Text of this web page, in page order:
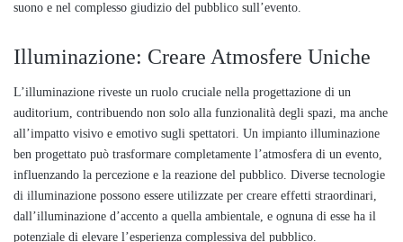
suono e nel complesso giudizio del pubblico sull’evento.
Illuminazione: Creare Atmosfere Uniche
L’illuminazione riveste un ruolo cruciale nella progettazione di un
auditorium, contribuendo non solo alla funzionalità degli spazi, ma anche
all’impatto visivo e emotivo sugli spettatori. Un impianto illuminazione
ben progettato può trasformare completamente l’atmosfera di un evento,
influenzando la percezione e la reazione del pubblico. Diverse tecnologie
di illuminazione possono essere utilizzate per creare effetti straordinari,
dall’illuminazione d’accento a quella ambientale, e ognuna di esse ha il
potenziale di elevare l’esperienza complessiva del pubblico.